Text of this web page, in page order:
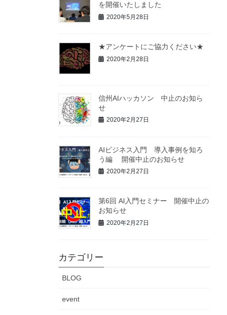
を開催いたしました
2020年5月28日
★アンケートにご協力ください★
2020年2月28日
信州AIハッカソン 中止のお知ら
せ
2020年2月27日
AIビジネス入門 導入事例を知ろ
う編 開催中止のお知らせ
2020年2月27日
第6回 AI入門セミナー 開催中止の
お知らせ
2020年2月27日
カテゴリー
BLOG
event